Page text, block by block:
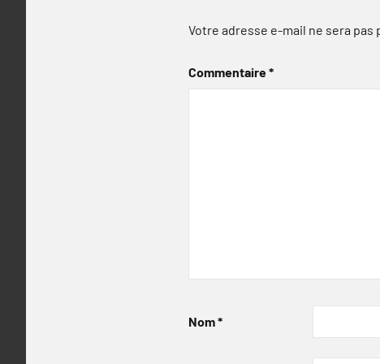
Votre adresse e-mail ne sera pas
Commentaire*
Nom*